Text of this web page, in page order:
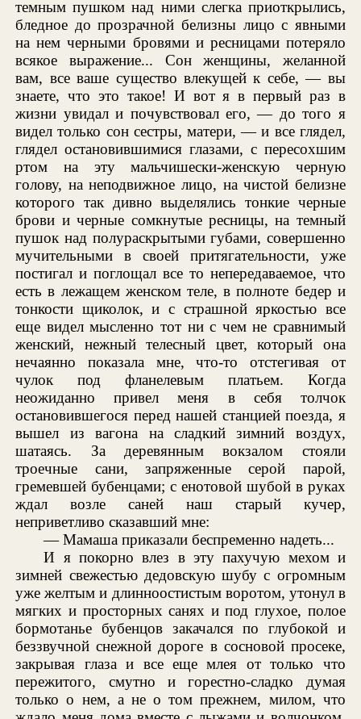
темным пушком над ними слегка приоткрылись,
бледное до прозрачной белизны лицо с явными
на нем черными бровями и ресницами потеряло
всякое выражение... Сон женщины, желанной
вам, все ваше существо влекущей к себе, — вы
знаете, что это такое! И вот я в первый раз в
жизни увидал и почувствовал его, — до того я
видел только сон сестры, матери, — и все глядел,
глядел остановившимися глазами, с пересохшим
ртом на эту мальчишески-женскую черную
голову, на неподвижное лицо, на чистой белизне
которого так дивно выделялись тонкие черные
брови и черные сомкнутые ресницы, на темный
пушок над полураскрытыми губами, совершенно
мучительными в своей притягательности, уже
постигал и поглощал все то непередаваемое, что
есть в лежащем женском теле, в полноте бедер и
тонкости щиколок, и с страшной яркостью все
еще видел мысленно тот ни с чем не сравнимый
женский, нежный телесный цвет, который она
нечаянно показала мне, что-то отстегивая от
чулок под фланелевым платьем. Когда
неожиданно привел меня в себя толчок
остановившегося перед нашей станцией поезда, я
вышел из вагона на сладкий зимний воздух,
шатаясь. За деревянным вокзалом стояли
троечные сани, запряженные серой парой,
гремевшей бубенцами; с енотовой шубой в руках
ждал возле саней наш старый кучер,
неприветливо сказавший мне:
— Мамаша приказали беспременно надеть...
И я покорно влез в эту пахучую мехом и
зимней свежестью дедовскую шубу с огромным
уже желтым и длинноостистым воротом, утонул в
мягких и просторных санях и под глухое, полое
бормотанье бубенцов закачался по глубокой и
беззвучной снежной дороге в сосновой просеке,
закрывая глаза и все еще млея от только что
пережитого, смутно и горестно-сладко думая
только о нем, а не о том прежнем, милом, что